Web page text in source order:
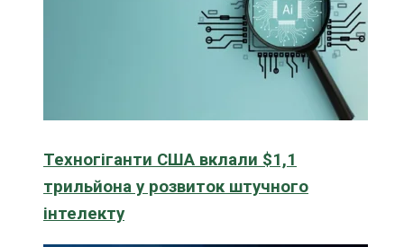
Техногіганти США вклали $1,1
трильйона у розвиток штучного
інтелекту